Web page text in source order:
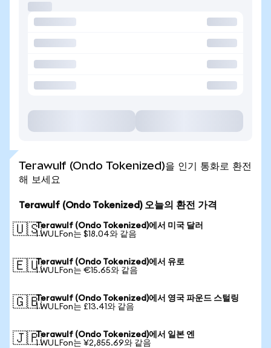
Terawulf (Ondo Tokenized)을 인기 통화로 환전
해 보세요
Terawulf (Ondo Tokenized) 오늘의 환전 가격
🇺🇸Terawulf (Ondo Tokenized)에서 미국 달러
1 WULFon는 $18.04와 같음
🇪🇺Terawulf (Ondo Tokenized)에서 유로
1 WULFon는 €15.65와 같음
🇬🇧Terawulf (Ondo Tokenized)에서 영국 파운드 스털링
1 WULFon는 £13.41와 같음
🇯🇵Terawulf (Ondo Tokenized)에서 일본 엔
1 WULFon는 ¥2,855.69와 같음